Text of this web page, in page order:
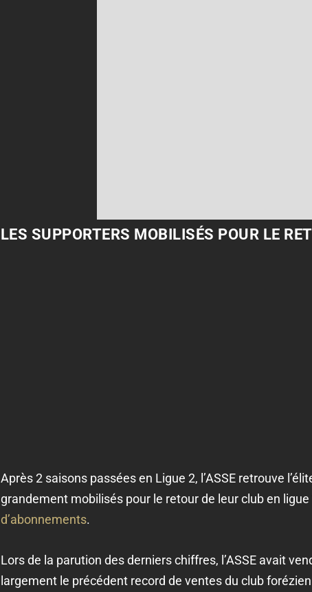
LES SUPPORTERS MOBILISÉS POUR LE
Après 2 saisons passées en Ligue 2, l’ASSE retrouve
grandement mobilisés pour le retour de leur club en
d’abonnements.
Lors de la parution des derniers chiffres, l’ASSE avait
largement le précédent record de ventes du club